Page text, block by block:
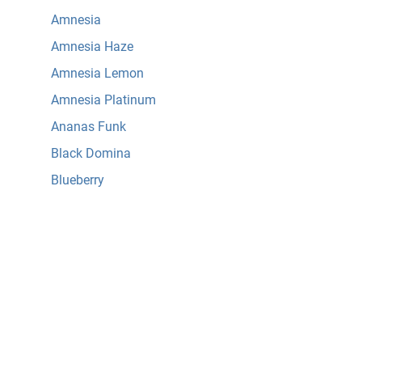
Amnesia
Amnesia Haze
Amnesia Lemon
Amnesia Platinum
Ananas Funk
Black Domina
Blueberry